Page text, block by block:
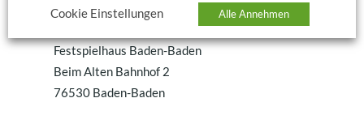
RStV:
Festspielhaus Baden-Baden
Beim Alten Bahnhof 2
76530 Baden-Baden
Cookie Einstellungen
Alle Annehmen